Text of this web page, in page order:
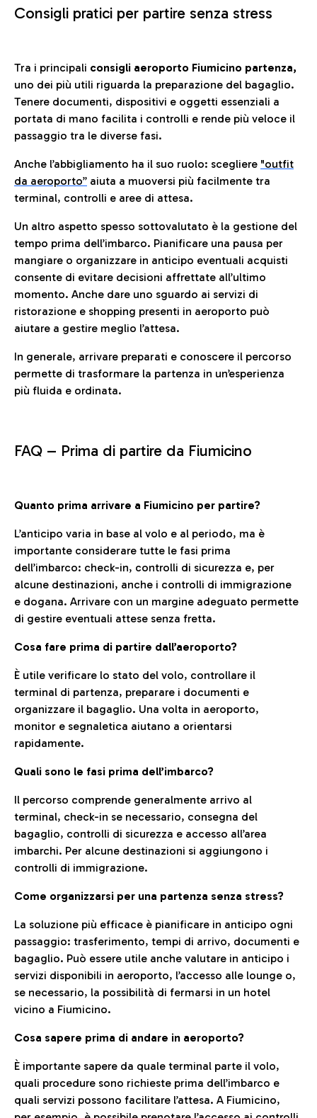
Consigli pratici per partire senza stress
Tra i principali consigli aeroporto Fiumicino partenza,
uno dei più utili riguarda la preparazione del bagaglio.
Tenere documenti, dispositivi e oggetti essenziali a
portata di mano facilita i controlli e rende più veloce il
passaggio tra le diverse fasi.
Anche l’abbigliamento ha il suo ruolo: scegliere "outfit
da aeroporto” aiuta a muoversi più facilmente tra
terminal, controlli e aree di attesa.
Un altro aspetto spesso sottovalutato è la gestione del
tempo prima dell’imbarco. Pianificare una pausa per
mangiare o organizzare in anticipo eventuali acquisti
consente di evitare decisioni affrettate all’ultimo
momento. Anche dare uno sguardo ai servizi di
ristorazione e shopping presenti in aeroporto può
aiutare a gestire meglio l’attesa.
In generale, arrivare preparati e conoscere il percorso
permette di trasformare la partenza in un’esperienza
più fluida e ordinata.
FAQ – Prima di partire da Fiumicino
Quanto prima arrivare a Fiumicino per partire?
L’anticipo varia in base al volo e al periodo, ma è
importante considerare tutte le fasi prima
dell’imbarco: check-in, controlli di sicurezza e, per
alcune destinazioni, anche i controlli di immigrazione
e dogana. Arrivare con un margine adeguato permette
di gestire eventuali attese senza fretta.
Cosa fare prima di partire dall’aeroporto?
È utile verificare lo stato del volo, controllare il
terminal di partenza, preparare i documenti e
organizzare il bagaglio. Una volta in aeroporto,
monitor e segnaletica aiutano a orientarsi
rapidamente.
Quali sono le fasi prima dell’imbarco?
Il percorso comprende generalmente arrivo al
terminal, check-in se necessario, consegna del
bagaglio, controlli di sicurezza e accesso all’area
imbarchi. Per alcune destinazioni si aggiungono i
controlli di immigrazione.
Come organizzarsi per una partenza senza stress?
La soluzione più efficace è pianificare in anticipo ogni
passaggio: trasferimento, tempi di arrivo, documenti e
bagaglio. Può essere utile anche valutare in anticipo i
servizi disponibili in aeroporto, l’accesso alle lounge o,
se necessario, la possibilità di fermarsi in un hotel
vicino a Fiumicino.
Cosa sapere prima di andare in aeroporto?
È importante sapere da quale terminal parte il volo,
quali procedure sono richieste prima dell’imbarco e
quali servizi possono facilitare l’attesa. A Fiumicino,